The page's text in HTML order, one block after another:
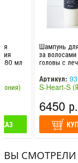
мл
Шампунь
за
головы с
эффектом
мл S-He
Артикул: 93
S-Heart-S
6450 р.
ВЫ СМОТРЕЛИ